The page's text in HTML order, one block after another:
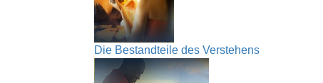
Die Bestandteile des Verstehens